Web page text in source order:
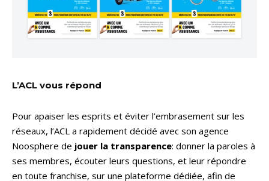
L’ACL vous répond
Pour apaiser les esprits et éviter l’embrasement sur les
réseaux, l’ACL a rapidement décidé avec son agence
Noosphere de jouer la transparence: donner la paroles à
ses membres, écouter leurs questions, et leur répondre
en toute franchise, sur une plateforme dédiée, afin de